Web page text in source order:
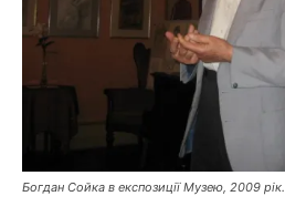
Богдан Сойка в експозиції Музею, 2009 рік.